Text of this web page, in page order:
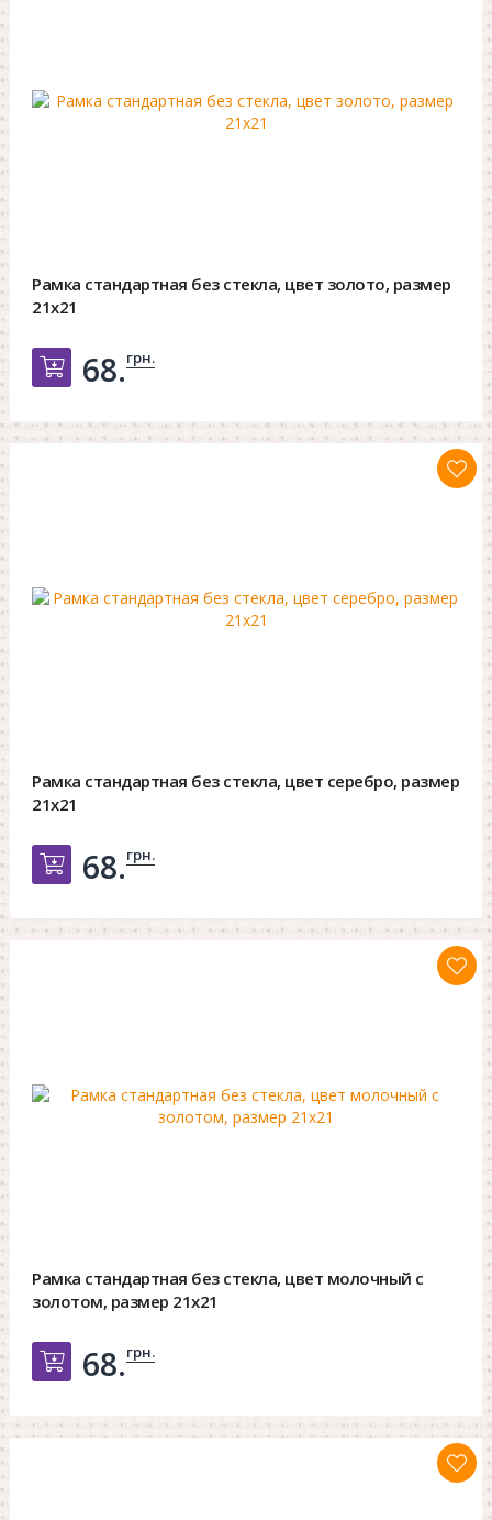
Рамка стандартная без стекла, цвет золото, размер
21х21
Добавить в корзину
68.грн.
Рамка стандартная без стекла, цвет серебро, размер
21х21
Добавить в корзину
68.грн.
Рамка стандартная без стекла, цвет молочный с
золотом, размер 21х21
Добавить в корзину
68.грн.